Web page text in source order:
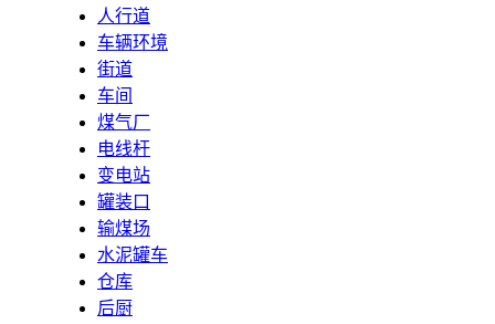
人行道
车辆环境
街道
车间
煤气厂
电线杆
变电站
罐装口
输煤场
水泥罐车
仓库
后厨